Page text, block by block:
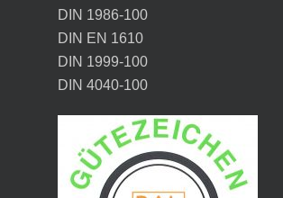
DIN 1986-100
DIN EN 1610
DIN 1999-100
DIN 4040-100